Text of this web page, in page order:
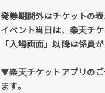
発券期間外はチケットの
イベント当日は、楽天チ
「入場画面」以降は係員
▼楽天チケットアプリの
ます。